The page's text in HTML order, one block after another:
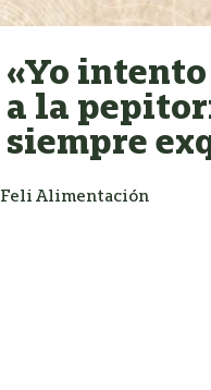
«Yo
a la
siempre
Feli Alimentación